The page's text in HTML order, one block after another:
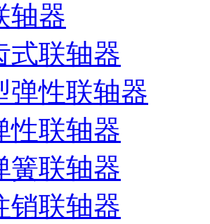
轴器
式联轴器
弹性联轴器
性联轴器
簧联轴器
销联轴器